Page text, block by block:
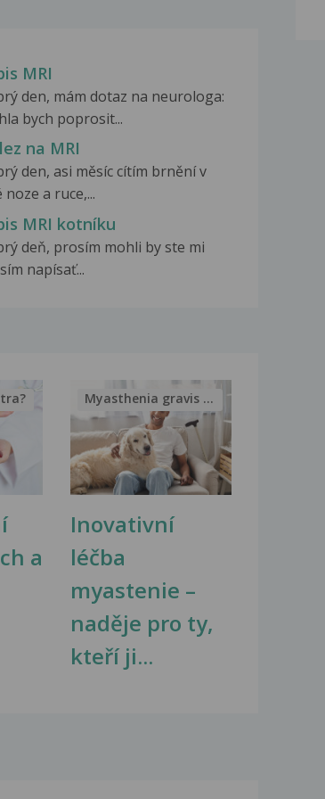
MRI
den, mám dotaz na neurologa:
bych poprosit...
na MRI
den, asi měsíc cítím brnění v
noze a ruce,...
MRI kotníku
deň, prosím mohli by ste mi
napísať...
a
Inovativní
léčba
myastenie –
naděje pro ty,
kteří ji...
Myasthenia gravis – vše, co...